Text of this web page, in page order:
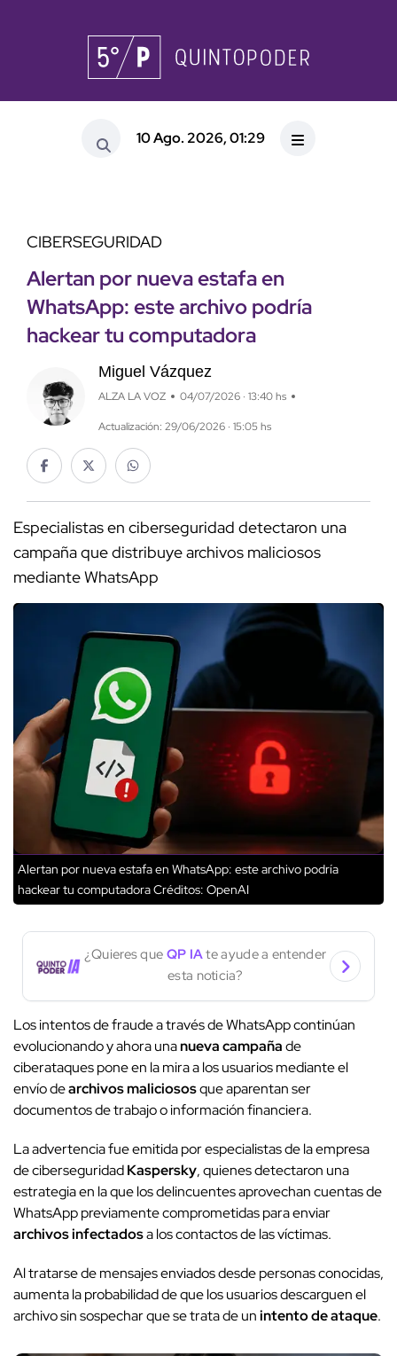
10 Ago. 2026, 01:29
CIBERSEGURIDAD
Alertan por nueva estafa en
WhatsApp: este archivo podría
hackear tu computadora
Miguel Vázquez
ALZA LA VOZ 04/07/2026 · 13:40 hs
Actualización: 29/06/2026 · 15:05 hs
Especialistas en ciberseguridad detectaron una
campaña que distribuye archivos maliciosos
mediante WhatsApp
Alertan por nueva estafa en WhatsApp: este archivo podría
hackear tu computadoraCréditos: OpenAI
¿Quieres que QP IAte ayude a entender
esta noticia?
Los intentos de fraude a través de WhatsApp continúan
evolucionando y ahora unanueva campañade
ciberataques pone en la mira a los usuarios mediante el
envío dearchivos maliciososque aparentan ser
documentos de trabajo o información financiera.
La advertencia fue emitida por especialistas de la empresa
de ciberseguridadKaspersky, quienes detectaron una
estrategia en la que los delincuentes aprovechan cuentas de
WhatsApp previamente comprometidas para enviar
archivos infectadosa los contactos de las víctimas.
Al tratarse de mensajes enviados desde personas conocidas,
aumenta la probabilidad de que los usuarios descarguen el
archivo sin sospechar que se trata de unintento de ataque.